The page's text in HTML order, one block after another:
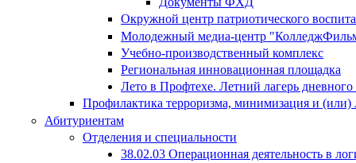
Окружной центр патриотического
Молодежный медиа-центр
Учебно-производственный комплекс
Региональная инновационная площадка
Лето в Профтехе. Летний лагерь
Профилактика терроризма, минимизация и (или)
Абитуриентам
Отделения и специальности
38.02.03 Операционная деятельность в